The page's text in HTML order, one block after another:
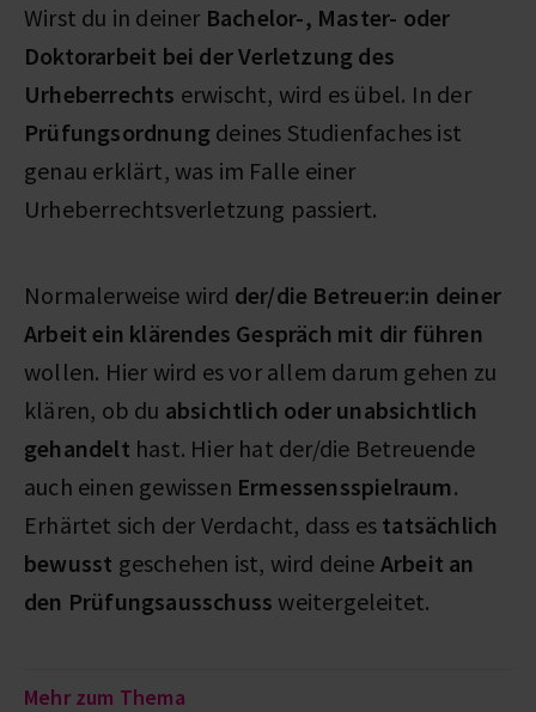
Wirst du in deiner Bachelor-, Master- oder
Doktorarbeit bei der Verletzung des
Urheberrechts erwischt, wird es übel. In der
Prüfungsordnung deines Studienfaches ist
genau erklärt, was im Falle einer
Urheberrechtsverletzung passiert.
Normalerweise wird der/die Betreuer:in deiner
Arbeit ein klärendes Gespräch mit dir führen
wollen. Hier wird es vor allem darum gehen zu
klären, ob du absichtlich oder unabsichtlich
gehandelt hast. Hier hat der/die Betreuende
auch einen gewissen Ermessensspielraum.
Erhärtet sich der Verdacht, dass es tatsächlich
bewusst geschehen ist, wird deine Arbeit an
den Prüfungsausschuss weitergeleitet.
Mehr zum Thema